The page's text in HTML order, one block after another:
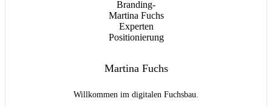
Martina Fuchs
Willkommen im digitalen Fuchsbau.